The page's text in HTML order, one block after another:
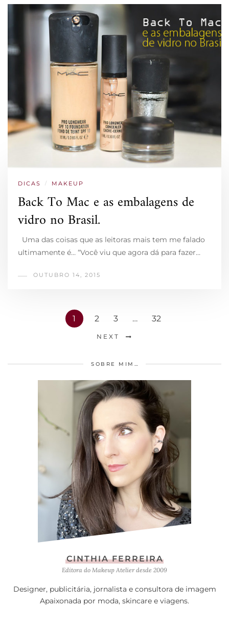
DICAS / MAKEUP
Back To Mac e as embalagens de
vidro no Brasil.
Uma das coisas que as leitoras mais tem me falado
ultimamente é… “Você viu que agora dá para fazer…
OUTUBRO 14, 2015
1 2 3 … 32
NEXT
SOBRE MIM…
CINTHIA FERREIRA
Editora do Makeup Atelier desde 2009
Designer, publicitária, jornalista e consultora de imagem
Apaixonada por moda, skincare e viagens.